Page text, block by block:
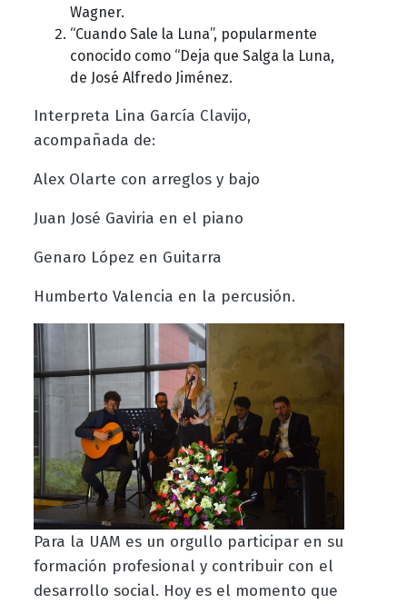
Wagner.
“Cuando Sale la Luna”, popularmente
conocido como “Deja que Salga la Luna,
de José Alfredo Jiménez.
Interpreta Lina García Clavijo,
acompañada de:
Alex Olarte con arreglos y bajo
Juan José Gaviria en el piano
Genaro López en Guitarra
Humberto Valencia en la percusión.
Para la UAM es un orgullo participar en su
formación profesional y contribuir con el
desarrollo social. Hoy es el momento que